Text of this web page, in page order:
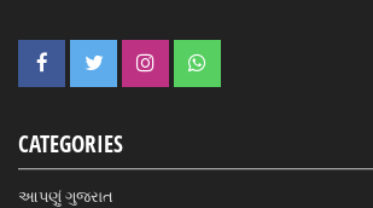
CATEGORIES
આપણું ગુજરાત